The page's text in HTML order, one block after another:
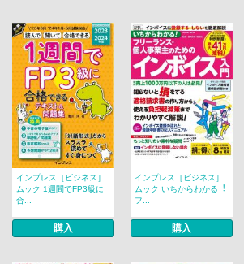
インプレス［ビジネス］
ムック 1週間でFP3級に
合...
購入
インプレス［ビジネス］
ムック いちからわかる︕
フ...
購入